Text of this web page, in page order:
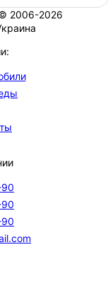
2006-2026